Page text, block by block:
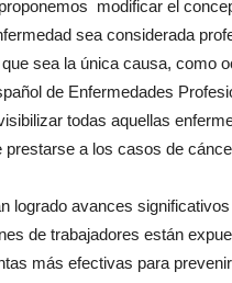
modificar el
sea considerada
sea la única causa, como
de Enfermedades
todas aquellas
prestarse a los casos de
logrado avances
de trabajadores están
más efectivas para